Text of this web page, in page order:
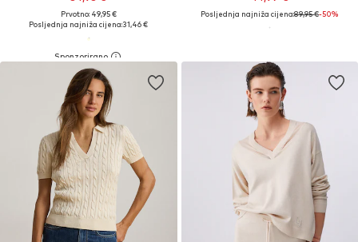
Prvotno: 49,95 €
Posljednja najniža cijena:31,46 €
Posljednja najniža cijena:89,95 €-50%